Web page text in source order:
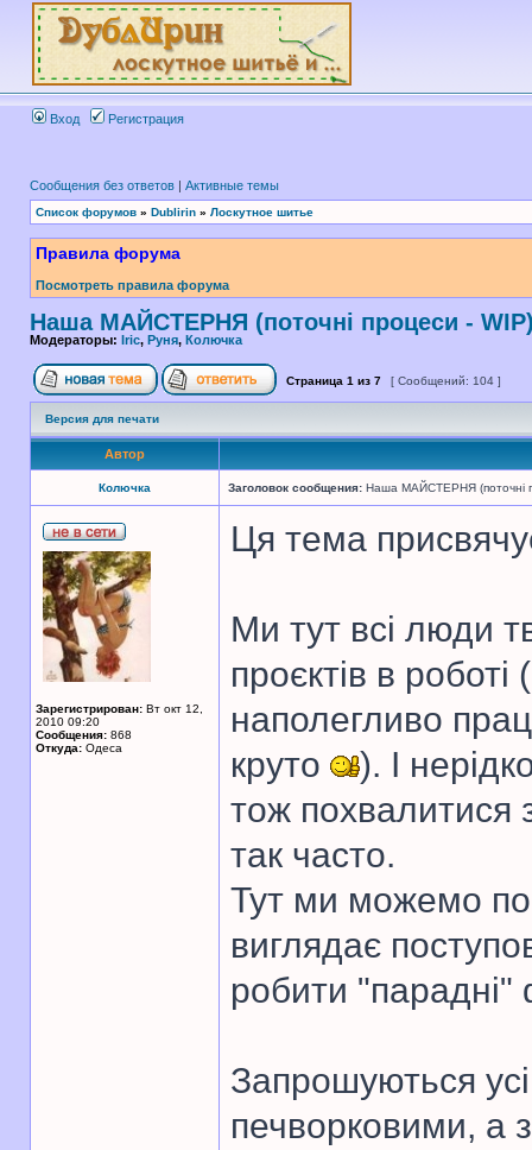
Вход Регистрация
Сообщения без ответов | Активные темы
Список форумов » Dublirin » Лоскутное шитье
Правила форума
Посмотреть правила форума
Наша МАЙСТЕРНЯ (поточні процеси -
Модераторы: Iric, Руня, Колючка
Страница 1 из 7 [ Сообщений: 104 ]
Версия для печати
Автор
Колючка Заголовок сообщения: Наша МАЙСТЕРНЯ (поточні
Зарегистрирован: Вт окт 12,
2010 09:20
Сообщения: 868
Откуда: Одеса
Ця тема
Ми тут всі люди
проєктів в
наполегливо
круто
). І
тож похвалитися
так часто.
Тут ми можемо
виглядає
робити "парадні"
Запрошуються
печворковими, а